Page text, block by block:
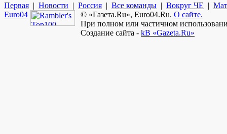
Первая | Новости | Россия | Все команды | Вокруг ЧЕ |
Euro04 © «Газета.Ru», Euro04.Ru. О сайте.
При полном или частичном
Создание сайта - kB «Gazeta.Ru»